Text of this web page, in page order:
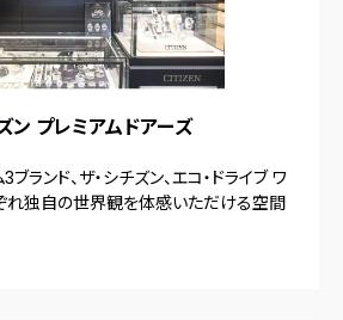
ン プレミアムドアーズ
ランド、ザ・シチズン、エコ・ドライブ ワ
ぞれ独自の世界観を体感いただける空間